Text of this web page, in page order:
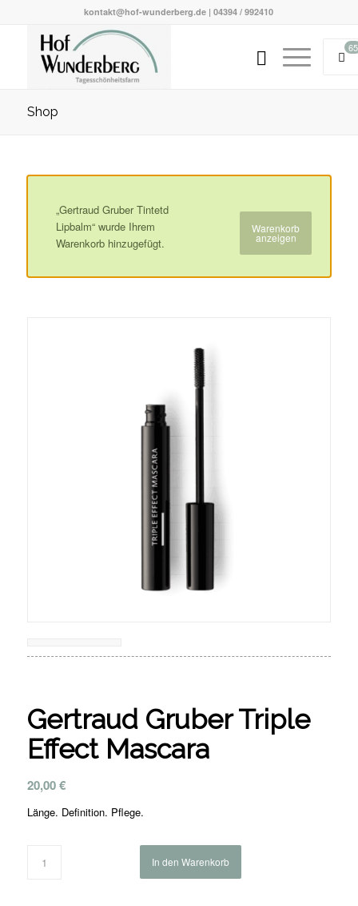
kontakt@hof-wunderberg.de | 04394 / 992410
65
Shop
„Gertraud Gruber Tintetd
Lipbalm“ wurde Ihrem
Warenkorb hinzugefügt.
Warenkorb
anzeigen
Gertraud Gruber Triple
Effect Mascara
20,00€
Länge. Definition. Pflege.
In den Warenkorb